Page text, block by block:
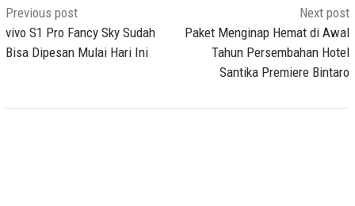
Post
navigation
Previous post
vivo S1 Pro Fancy Sky Sudah
Bisa Dipesan Mulai Hari Ini
Next post
Paket Menginap Hemat di Awal
Tahun Persembahan Hotel
Santika Premiere Bintaro